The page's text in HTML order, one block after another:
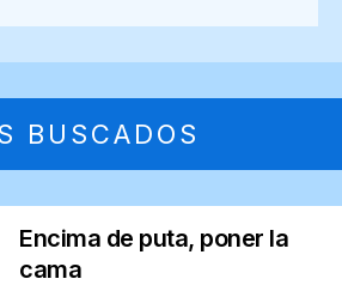
BUSCADOS
Encima de puta, poner la
cama